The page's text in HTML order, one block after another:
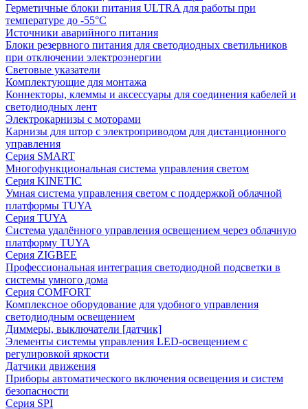
Герметичные блоки питания ULTRA для работы при
температуре до -55°C
Источники аварийного питания
Блоки резервного питания для светодиодных светильников
при отключении электроэнергии
Световые указатели
Комплектующие для монтажа
Коннекторы, клеммы и аксессуары для соединения кабелей и
светодиодных лент
Электрокарнизы с моторами
Карнизы для штор с электроприводом для дистанционного
управления
Серия SMART
Многофункциональная система управления светом
Серия KINETIC
Умная система управления светом с поддержкой облачной
платформы TUYA
Серия TUYA
Система удалённого управления освещением через облачную
платформу TUYA
Серия ZIGBEE
Профессиональная интеграция светодиодной подсветки в
системы умного дома
Серия COMFORT
Комплексное оборудование для удобного управления
светодиодным освещением
Диммеры, выключатели [датчик]
Элементы системы управления LED-освещением с
регулировкой яркости
Датчики движения
Приборы автоматического включения освещения и систем
безопасности
Серия SPI